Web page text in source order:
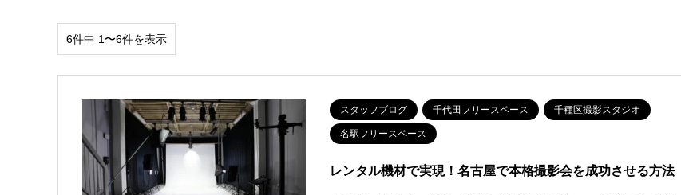
6件中 1〜6件を表示
スタッフブログ 千代田フリースペース 千種区撮影スタジオ
名駅フリースペース
レンタル機材で実現！名古屋で本格撮影会を成功させる方法